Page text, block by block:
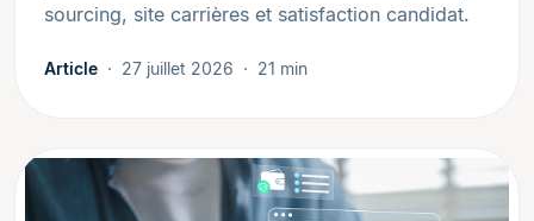
sourcing, site carrières et satisfaction candidat.
Article 27 juillet 2026 21 min